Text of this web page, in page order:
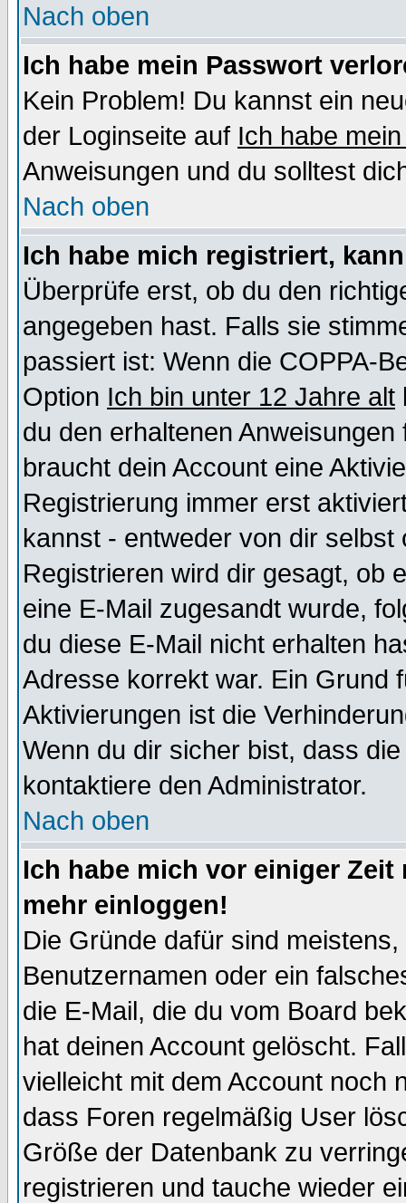
Nach oben
Ich habe mein Passwort
Kein Problem! Du kannst ein
der Loginseite auf Ich habe
Anweisungen und du solltest
Nach oben
Ich habe mich registriert,
Überprüfe erst, ob du den
angegeben hast. Falls sie
passiert ist: Wenn die COPPA-
Option Ich bin unter 12 Jahre alt
du den erhaltenen
braucht dein Account eine
Registrierung immer erst
kannst - entweder von dir selbst
Registrieren wird dir gesagt, ob
eine E-Mail zugesandt wurde,
du diese E-Mail nicht erhalten
Adresse korrekt war. Ein Grund
Aktivierungen ist die
Wenn du dir sicher bist, dass
kontaktiere den Administrator.
Nach oben
Ich habe mich vor einiger
mehr einloggen!
Die Gründe dafür sind
Benutzernamen oder ein
die E-Mail, die du vom Board
hat deinen Account gelöscht.
vielleicht mit dem Account noch
dass Foren regelmäßig User
Größe der Datenbank zu
registrieren und tauche wieder